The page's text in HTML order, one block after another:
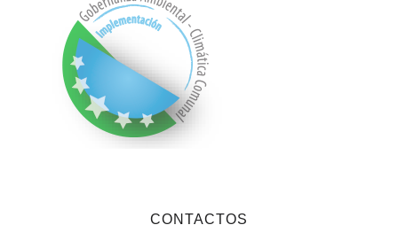
CONTACTOS